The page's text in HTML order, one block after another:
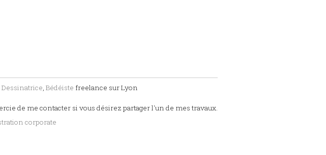
Dessinatrice, Bédéiste freelance sur Lyon
de me contacter si vous désirez partager l'un de mes travaux.
corporate